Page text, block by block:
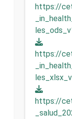
https://
https://
https://